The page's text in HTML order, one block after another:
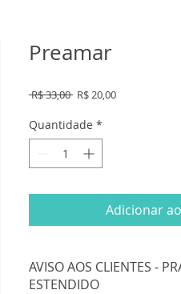
Preamar
R$ 33,00 Preço
R$ 20,00Preço
Quantidade *
Adicionar
AVISO AOS CLIENTES -
ESTENDIDO